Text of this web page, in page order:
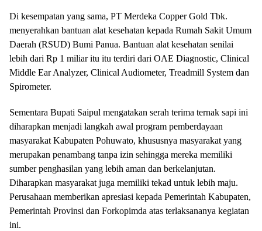
Di kesempatan yang sama, PT Merdeka Copper Gold Tbk.
menyerahkan bantuan alat kesehatan kepada Rumah Sakit Umum
Daerah (RSUD) Bumi Panua. Bantuan alat kesehatan senilai
lebih dari Rp 1 miliar itu itu terdiri dari OAE Diagnostic, Clinical
Middle Ear Analyzer, Clinical Audiometer, Treadmill System dan
Spirometer.
Sementara Bupati Saipul mengatakan serah terima ternak sapi ini
diharapkan menjadi langkah awal program pemberdayaan
masyarakat Kabupaten Pohuwato, khususnya masyarakat yang
merupakan penambang tanpa izin sehingga mereka memiliki
sumber penghasilan yang lebih aman dan berkelanjutan.
Diharapkan masyarakat juga memiliki tekad untuk lebih maju.
Perusahaan memberikan apresiasi kepada Pemerintah Kabupaten,
Pemerintah Provinsi dan Forkopimda atas terlaksananya kegiatan
ini.